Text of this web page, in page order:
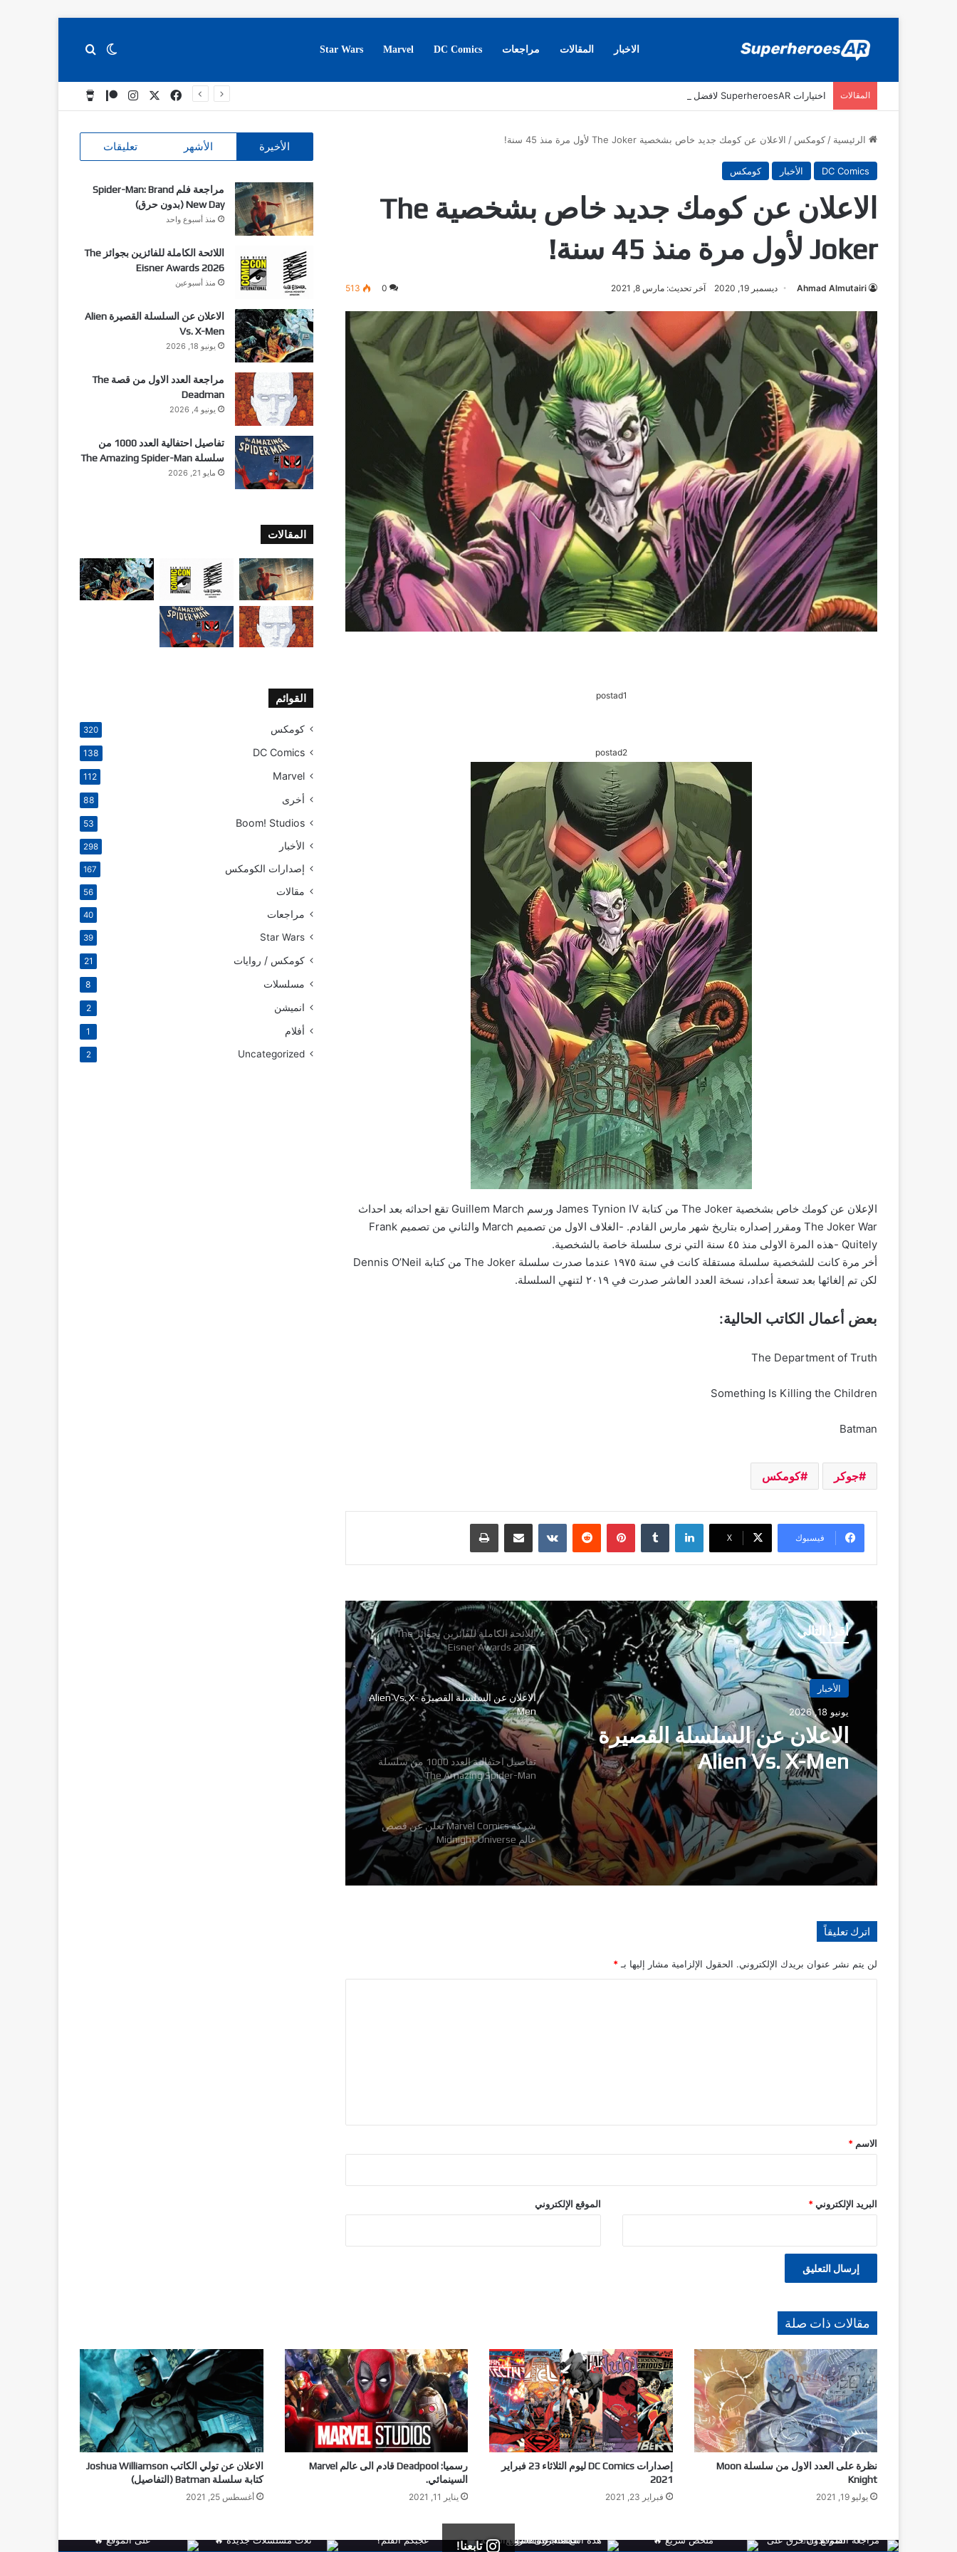
الاخبار المقالات مراجعات DC Comics
Marvel
Star Wars الوضع المظلم
بحث عن
المقالات اختيارات SuperheroesAR لافضل اصدارات كومكس جديدة في سنة 2025 فيسبوك انستقرام
‫Patreon
الرئيسية / كومكس / الاعلان عن كومك جديد خاص بشخصية The Joker لأول مرة منذ 45 سنة!
DC Comics الأخبار كومكس
الاعلان عن كومك جديد خاص بشخصية The
Joker لأول مرة منذ 45 سنة!
Ahmad Almutairi ديسمبر 19, 2020 آخر تحديث: مارس 8, 2021 0
513
postad1
postad2
الإعلان عن كومك خاص بشخصية The Joker من كتابة James Tynion IV ورسم Guillem March تقع احداثه بعد احداث
The Joker War ومقرر إصداره بتاريخ شهر مارس القادم. -الغلاف الاول من تصميم March والثاني من تصميم Frank
Quitely -هذه المرة الاولى منذ ٤٥ سنة التي نرى سلسلة خاصة بالشخصية.
أخر مرة كانت للشخصية سلسلة مستقلة كانت في سنة ١٩٧٥ عندما صدرت سلسلة The Joker من كتابة Dennis O’Neil
لكن تم إلغائها بعد تسعة أعداد، نسخة العدد العاشر صدرت في ٢٠١٩ لتنهي السلسلة.
بعض أعمال الكاتب الحالية:
The Department of Truth
Something Is Killing the Children
Batman
جوكر كومكس
فيسبوك ‫X
لينكدإن بينتيريست مشاركة عبر البريد طباعة
أقرأ التالي
الأخبار
يونيو 18, 2026
الاعلان عن السلسلة القصيرة
Alien Vs. X-Men
مايو 21, 2026
تفاصيل احتفالية العدد 1000 من
سلسلة The Amazing Spider-
Man
اللائحة الكاملة للفائزين بجوائز The
Eisner Awards 2026
Remender و Steve Epting
الاعلان عن السلسلة القصيرة Alien Vs. X-
Men
تفاصيل احتفالية العدد 1000 من سلسلة
The Amazing Spider-Man
شركة Marvel Comics تعلن عن قصص
رعب وجريمة وفوضى في سلسلة
Hammerfist الجديدة من Rick
Remender و Steve Epting
Men
Remender و Steve Epting
اترك تعليقاً
لن يتم نشر عنوان بريدك الإلكتروني. الحقول الإلزامية مشار إليها بـ *
*
الاسم *
البريد الإلكتروني * الموقع الإلكتروني
الأخيرة الأشهر تعليقات
مراجعة فلم Spider-Man: Brand
New Day (بدون حرق)
منذ أسبوع واحد
اللائحة الكاملة للفائزين بجوائز The
Eisner Awards 2026
منذ أسبوعين
الاعلان عن السلسلة القصيرة Alien
Vs. X-Men
يونيو 18, 2026
مراجعة العدد الاول من قصة The
Deadman
يونيو 4, 2026
تفاصيل احتفالية العدد 1000 من
سلسلة The Amazing Spider-Man
مايو 21, 2026
المقالات
القوائم
كومكس 320
DC Comics
138
Marvel
112
أخرى 88
Boom! Studios
53
الأخبار 298
إصدارات الكومكس 167
مقالات 56
مراجعات 40
Star Wars
39
كومكس / روايات 21
مسلسلات 8
انميشن 2
أفلام 1
Uncategorized
2
مقالات ذات صلة
نظرة على العدد الاول من سلسلة Moon
Knight
يوليو 19, 2021
إصدارات DC Comics ليوم الثلاثاء 23 فبراير
2021
فبراير 23, 2021
رسميا: Deadpool قادم الى عالم Marvel
السينمائي.
يناير 11, 2021
الاعلان عن تولي الكاتب Joshua Williamson
كتابة سلسلة Batman (التفاصيل)
أغسطس 25, 2021
تابعنا!